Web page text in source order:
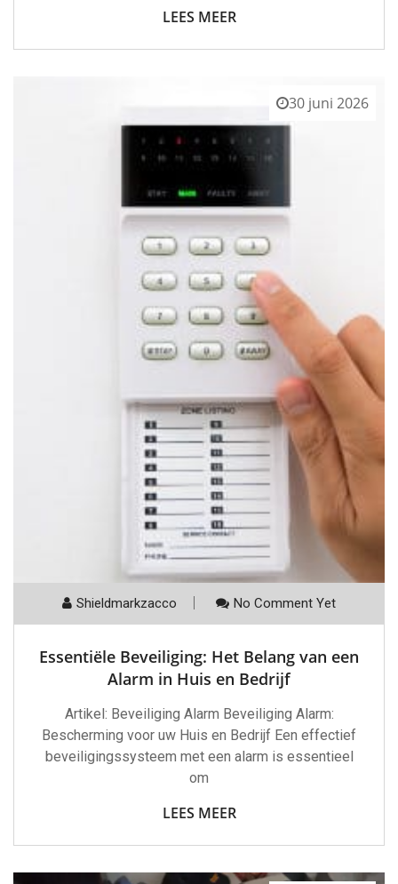
LEES MEER
30 juni 2026
Shieldmarkzacco No Comment Yet
Essentiële Beveiliging: Het Belang van een
Alarm in Huis en Bedrijf
Artikel: Beveiliging Alarm Beveiliging Alarm:
Bescherming voor uw Huis en Bedrijf Een effectief
beveiligingssysteem met een alarm is essentieel
om
LEES MEER